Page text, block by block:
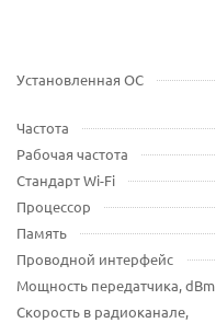
Установленная ОС
Частота
Рабочая частота
Стандарт Wi-Fi
Процессор
Память
Проводной интерфейс
Мощность передатчика, dBm
Скорость в радиоканале,